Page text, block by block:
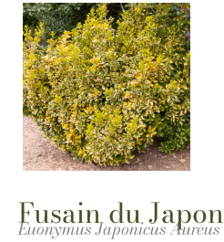
Fusain du
Euonymus Japonicus Aureus